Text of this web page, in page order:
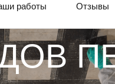
работы Отзывы